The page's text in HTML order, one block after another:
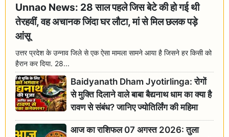
Unnao News: 28 साल पहले जिस बेटे की हो गई थी
तेरहवीं, वह अचानक जिंदा घर लौटा, मां से मिल छलक पड़े
आंसू
उत्तर प्रदेश के उन्नाव जिले से एक ऐसा मामला सामने आया है जिसने हर किसी को
हैरान कर दिया. 28...
Baidyanath Dham Jyotirlinga: रोगों
से मुक्ति दिलाने वाले बाबा बैद्यनाथ धाम का क्या है
रावण से संबंध? जानिए ज्योतिर्लिंग की महिमा
आज का राशिफल 07 अगस्त 2026: तुला